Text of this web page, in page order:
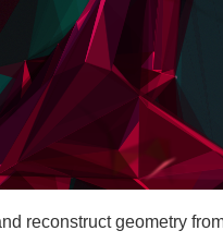
reconstruct geometry